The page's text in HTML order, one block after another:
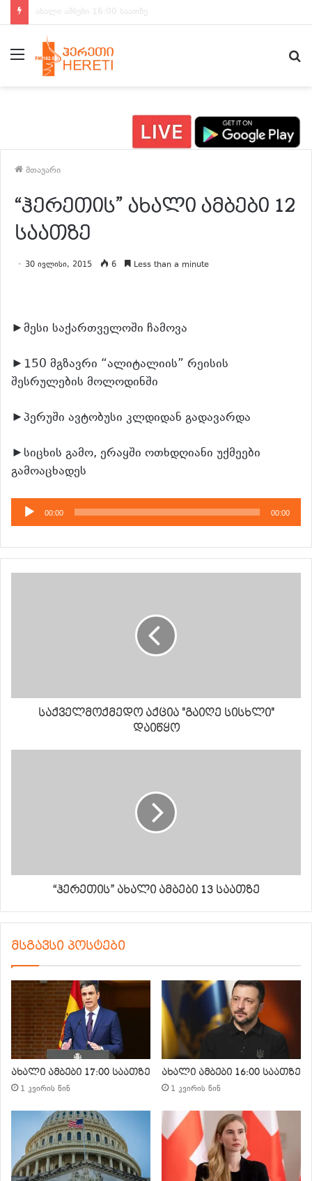
ახალი ამბები 15:00 საათზე
მენიუ
მთავარი
“ჰერეთის” ახალი ამბები 12
საათზე
30 ივლისი, 2015 6 Less than a minute
►მესი საქართველოში ჩამოვა
►150 მგზავრი “ალიტალიის” რეისის
შესრულების მოლოდინში
►პერუში ავტობუსი კლდიდან გადავარდა
►სიცხის გამო, ერაყში ოთხდღიანი უქმეები
გამოაცხადეს
აუდიო
დამკვრელი
00:00 00:00
საქველმოქმედო აქცია "გაიღე სისხლი"
დაიწყო
“ჰერეთის” ახალი ამბები 13 საათზე
მსგავსი პოსტები
ახალი ამბები 17:00 საათზე
1 კვირის წინ
ახალი ამბები 16:00 საათზე
1 კვირის წინ